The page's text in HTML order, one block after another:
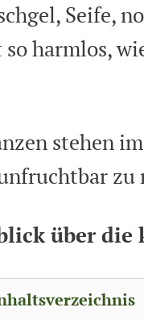
Seife,
harmlos,
stehen
zu
über